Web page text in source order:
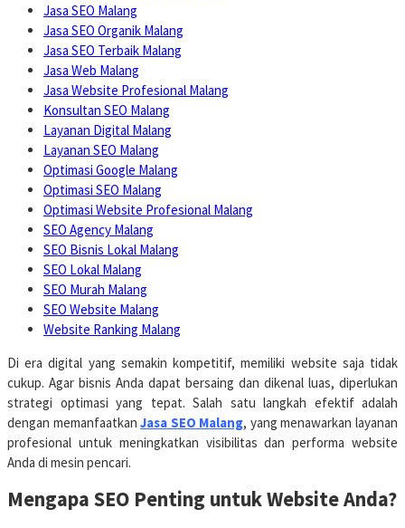
Jasa SEO Malang
Jasa SEO Organik Malang
Jasa SEO Terbaik Malang
Jasa Web Malang
Jasa Website Profesional Malang
Konsultan SEO Malang
Layanan Digital Malang
Layanan SEO Malang
Optimasi Google Malang
Optimasi SEO Malang
Optimasi Website Profesional Malang
SEO Agency Malang
SEO Bisnis Lokal Malang
SEO Lokal Malang
SEO Murah Malang
SEO Website Malang
Website Ranking Malang
Di era digital yang semakin kompetitif, memiliki website saja tidak
cukup. Agar bisnis Anda dapat bersaing dan dikenal luas, diperlukan
strategi optimasi yang tepat. Salah satu langkah efektif adalah
dengan memanfaatkanJasa SEO Malang, yang menawarkan layanan
profesional untuk meningkatkan visibilitas dan performa website
Anda di mesin pencari.
Mengapa SEO Penting untuk Website Anda?